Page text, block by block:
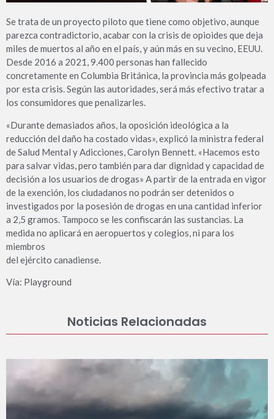
Se trata de un proyecto piloto que tiene como objetivo, aunque
parezca contradictorio, acabar con la crisis de opioides que deja
miles de muertos al año en el país, y aún más en su vecino, EEUU.
Desde 2016 a 2021, 9.400 personas han fallecido
concretamente en Columbia Británica, la provincia más golpeada
por esta crisis. Según las autoridades, será más efectivo tratar a
los consumidores que penalizarles.
«Durante demasiados años, la oposición ideológica a la
reducción del daño ha costado vidas», explicó la ministra federal
de Salud Mental y Adicciones, Carolyn Bennett. «Hacemos esto
para salvar vidas, pero también para dar dignidad y capacidad de
decisión a los usuarios de drogas» A partir de la entrada en vigor
de la exención, los ciudadanos no podrán ser detenidos o
investigados por la posesión de drogas en una cantidad inferior
a 2,5 gramos. Tampoco se les confiscarán las sustancias. La
medida no aplicará en aeropuertos y colegios, ni para los
miembros
del ejército canadiense.
Vía: Playground
Noticias Relacionadas